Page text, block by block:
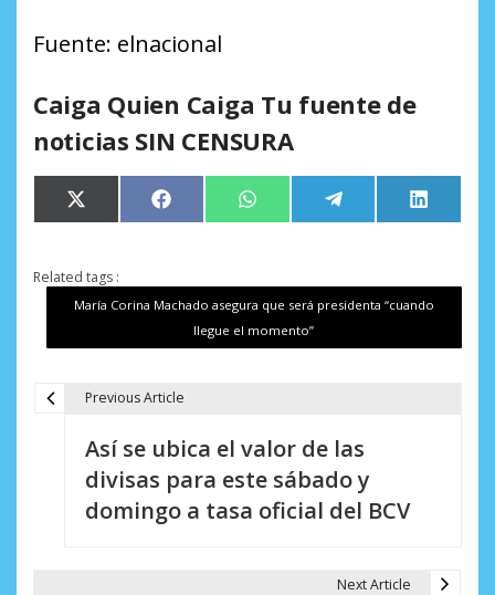
Fuente: elnacional
Caiga Quien Caiga Tu fuente de
noticias SIN CENSURA
Compartir
en
X
(Twitter)
Compartir
en
Facebook Compartir
en
WhatsApp Compartir
en
Telegram
en
LinkedIn
Related tags :
María Corina Machado asegura que será presidenta “cuando
llegue el momento”
Previous Article
Así se ubica el valor de las
divisas para este sábado y
domingo a tasa oficial del BCV
Next Article